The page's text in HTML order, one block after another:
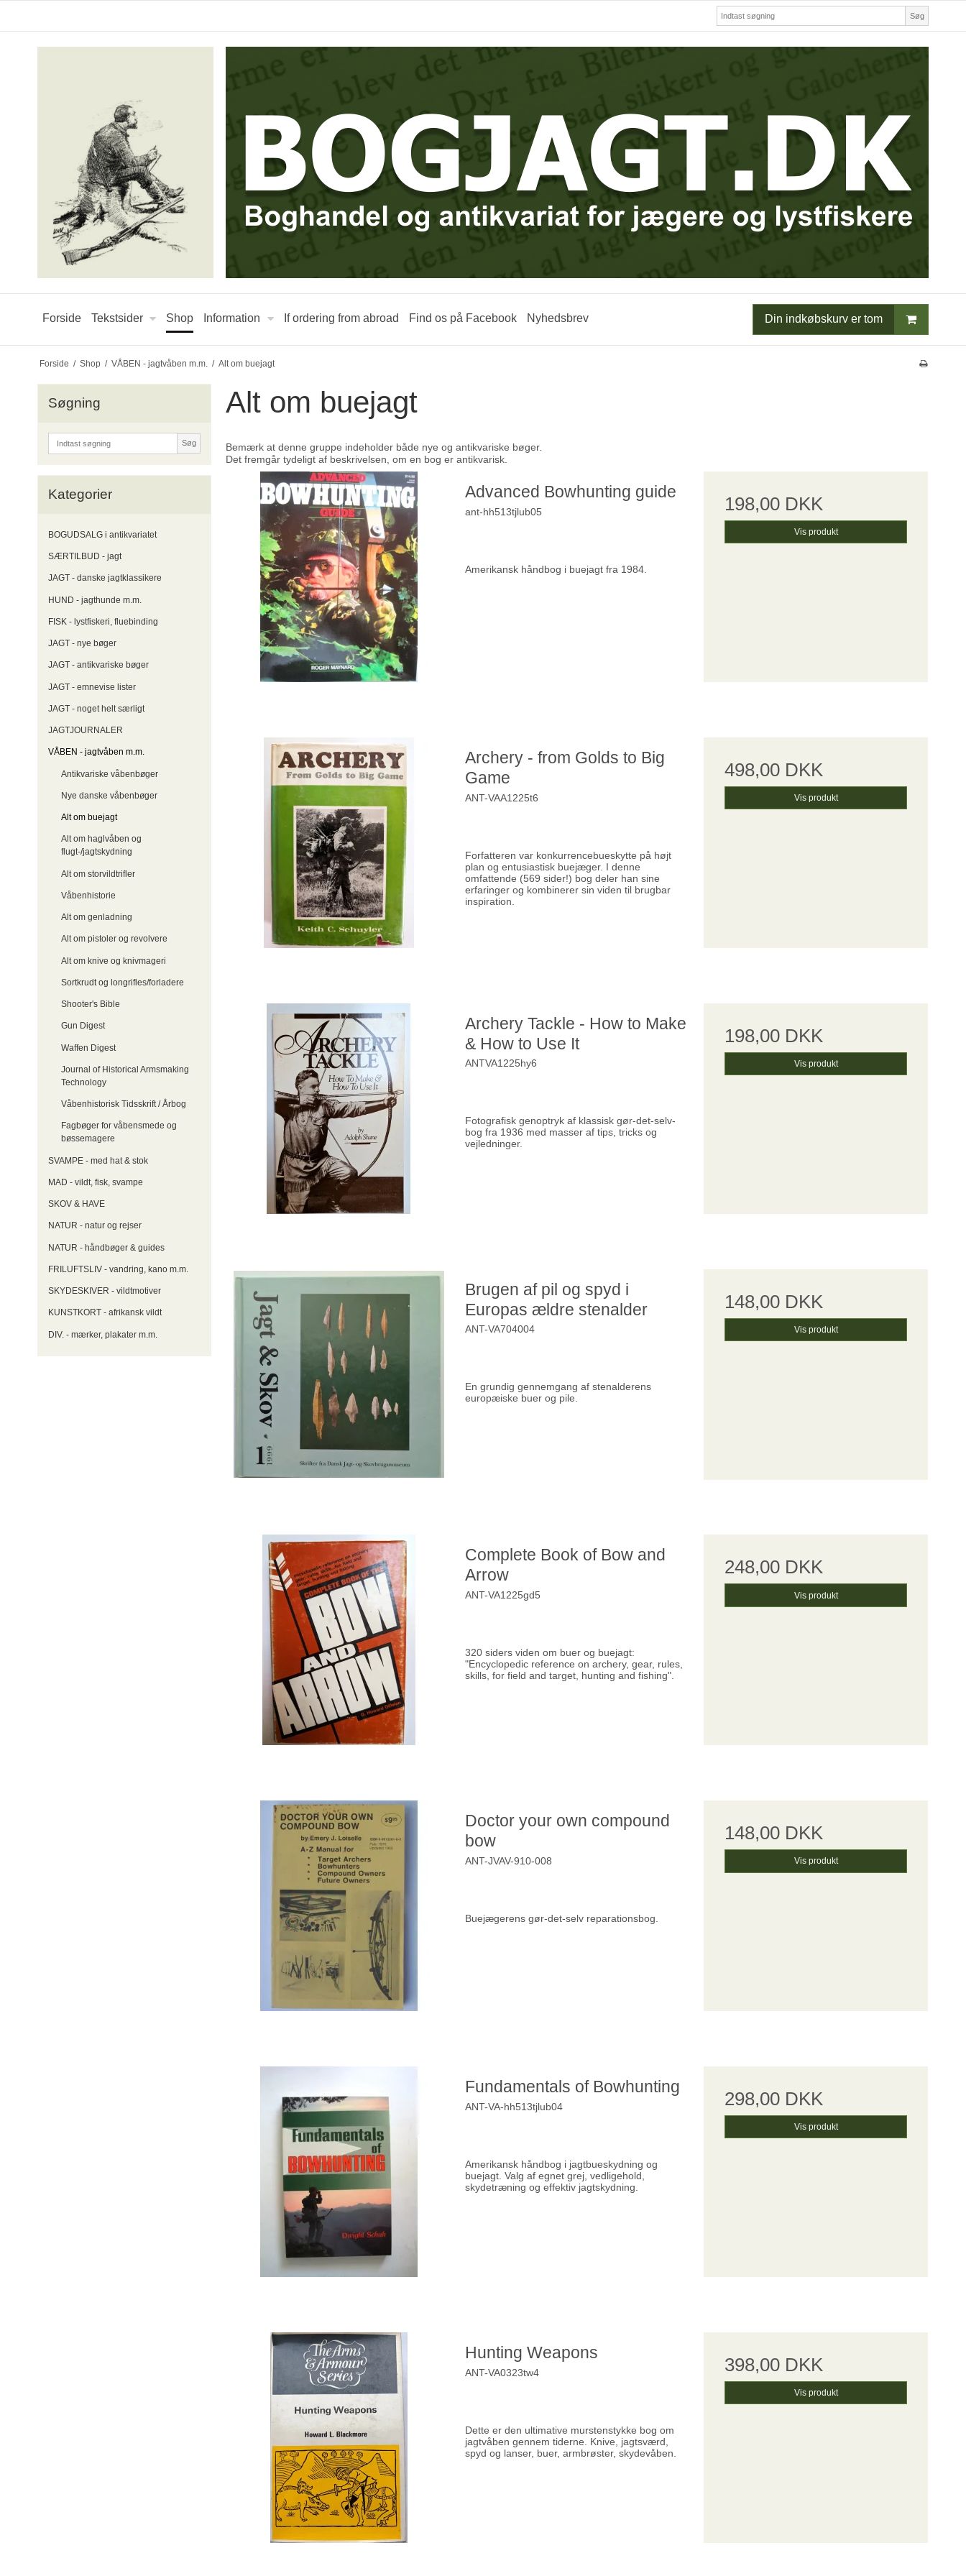
Søg
Forside Tekstsider Shop Information If ordering from abroad Find os på Facebook Nyhedsbrev Din indkøbskurv er tom
Forside / Shop / VÅBEN - jagtvåben m.m. / Alt om buejagt
Søgning
Søg
Kategorier
BOGUDSALG i antikvariatet
SÆRTILBUD - jagt
JAGT - danske jagtklassikere
HUND - jagthunde m.m.
FISK - lystfiskeri, fluebinding
JAGT - nye bøger
JAGT - antikvariske bøger
JAGT - emnevise lister
JAGT - noget helt særligt
JAGTJOURNALER
VÅBEN - jagtvåben m.m.
Antikvariske våbenbøger
Nye danske våbenbøger
Alt om buejagt
Alt om haglvåben og
flugt-/jagtskydning
Alt om storvildtrifler
Våbenhistorie
Alt om genladning
Alt om pistoler og revolvere
Alt om knive og knivmageri
Sortkrudt og longrifles/forladere
Shooter's Bible
Gun Digest
Waffen Digest
Journal of Historical Armsmaking
Technology
Våbenhistorisk Tidsskrift / Årbog
Fagbøger for våbensmede og
bøssemagere
SVAMPE - med hat & stok
MAD - vildt, fisk, svampe
SKOV & HAVE
NATUR - natur og rejser
NATUR - håndbøger & guides
FRILUFTSLIV - vandring, kano m.m.
SKYDESKIVER - vildtmotiver
KUNSTKORT - afrikansk vildt
DIV. - mærker, plakater m.m.
Alt om buejagt
Bemærk at denne gruppe indeholder både nye og antikvariske bøger.
Det fremgår tydeligt af beskrivelsen, om en bog er antikvarisk.
Advanced Bowhunting guide
ant-hh513tjlub05
Amerikansk håndbog i buejagt fra 1984.
198,00 DKK
Vis produkt
Archery - from Golds to Big
Game
ANT-VAA1225t6
Forfatteren var konkurrencebueskytte på højt
plan og entusiastisk buejæger. I denne
omfattende (569 sider!) bog deler han sine
erfaringer og kombinerer sin viden til brugbar
inspiration.
498,00 DKK
Vis produkt
Archery Tackle - How to Make
& How to Use It
ANTVA1225hy6
Fotografisk genoptryk af klassisk gør-det-selv-
bog fra 1936 med masser af tips, tricks og
vejledninger.
198,00 DKK
Vis produkt
Brugen af pil og spyd i
Europas ældre stenalder
ANT-VA704004
En grundig gennemgang af stenalderens
europæiske buer og pile.
148,00 DKK
Vis produkt
Complete Book of Bow and
Arrow
ANT-VA1225gd5
320 siders viden om buer og buejagt:
"Encyclopedic reference on archery, gear, rules,
skills, for field and target, hunting and fishing".
248,00 DKK
Vis produkt
Doctor your own compound
bow
ANT-JVAV-910-008
Buejægerens gør-det-selv reparationsbog.
148,00 DKK
Vis produkt
Fundamentals of Bowhunting
ANT-VA-hh513tjlub04
Amerikansk håndbog i jagtbueskydning og
buejagt. Valg af egnet grej, vedligehold,
skydetræning og effektiv jagtskydning.
298,00 DKK
Vis produkt
Hunting Weapons
ANT-VA0323tw4
Dette er den ultimative murstenstykke bog om
jagtvåben gennem tiderne. Knive, jagtsværd,
spyd og lanser, buer, armbrøster, skydevåben.
398,00 DKK
Vis produkt